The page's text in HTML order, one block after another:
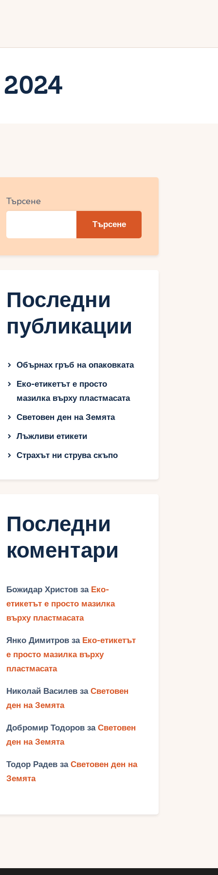
Търсене
Търсене
Последни
публикации
Обърнах гръб на опаковката
Еко-етикетът е просто
мазилка върху пластмасата
Световен ден на Земята
Лъжливи етикети
Страхът ни струва скъпо
Последни
коментари
Божидар Христов за Еко-
етикетът е просто мазилка
върху пластмасата
Янко Димитров за Еко-етикетът
е просто мазилка върху
пластмасата
Николай Василев заСветовен
ден на Земята
Добромир Тодоров заСветовен
ден на Земята
Тодор Радев заСветовен ден на
Земята